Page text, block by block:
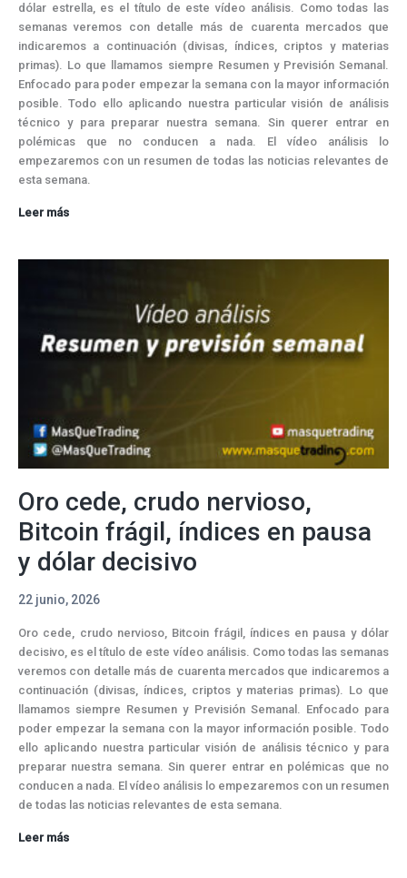
dólar estrella, es el título de este vídeo análisis. Como todas las
semanas veremos con detalle más de cuarenta mercados que
indicaremos a continuación (divisas, índices, criptos y materias
primas). Lo que llamamos siempre Resumen y Previsión Semanal.
Enfocado para poder empezar la semana con la mayor información
posible. Todo ello aplicando nuestra particular visión de análisis
técnico y para preparar nuestra semana. Sin querer entrar en
polémicas que no conducen a nada. El vídeo análisis lo
empezaremos con un resumen de todas las noticias relevantes de
esta semana.
Leer másOro
índices
resisten
Oro cede, crudo nervioso,
Bitcoin frágil, índices en pausa
y dólar decisivo
22 junio, 2026
Oro cede, crudo nervioso, Bitcoin frágil, índices en pausa y dólar
decisivo, es el título de este vídeo análisis. Como todas las semanas
veremos con detalle más de cuarenta mercados que indicaremos a
continuación (divisas, índices, criptos y materias primas). Lo que
llamamos siempre Resumen y Previsión Semanal. Enfocado para
poder empezar la semana con la mayor información posible. Todo
ello aplicando nuestra particular visión de análisis técnico y para
preparar nuestra semana. Sin querer entrar en polémicas que no
conducen a nada. El vídeo análisis lo empezaremos con un resumen
de todas las noticias relevantes de esta semana.
Leer másOro